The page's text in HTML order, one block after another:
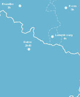
Reims
2h45
Bruxelles
3h
Bonn
5h
Luxembourg
4h